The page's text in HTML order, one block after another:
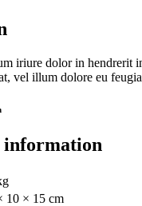
iriure dolor in hendrerit
vel illum dolore eu
10 × 15 cm